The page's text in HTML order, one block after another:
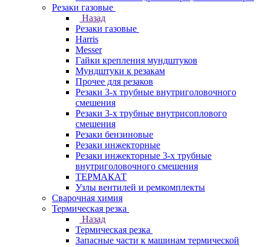
Резаки газовые
Назад
Резаки газовые
Harris
Messer
Гайки крепления мундштуков
Мундштуки к резакам
Прочее для резаков
Резаки 3-х трубные внутриголовочного
смешения
Резаки 3-х трубные внутрисоплового
смешения
Резаки бензиновые
Резаки инжекторные
Резаки инжекторные 3-х трубные
внутриголовочного смешения
ТЕРМАКАТ
Узлы вентилей и ремкомплекты
Сварочная химия
Термическая резка
Назад
Термическая резка
Запасные части к машинам термической